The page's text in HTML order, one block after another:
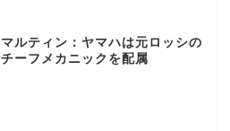
マルティン：ヤマハは元ロッシの
チーフメカニックを配属